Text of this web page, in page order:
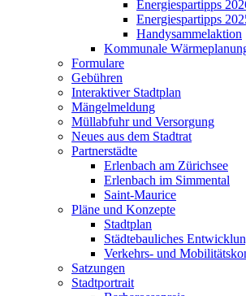
Energiespartipps
Energiespartipps
Handysammelaktion
Kommunale
Formulare
Gebühren
Interaktiver Stadtplan
Mängelmeldung
Müllabfuhr und Versorgung
Neues aus dem Stadtrat
Partnerstädte
Erlenbach am Zürichsee
Erlenbach im Simmental
Saint-Maurice
Pläne und Konzepte
Stadtplan
Städtebauliches
Verkehrs- und
Satzungen
Stadtportrait